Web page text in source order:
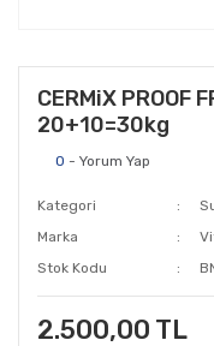
CERMiX PROOF
20+10=30kg
0 - Yorum Yap
Kategori
Marka
Stok Kodu
2.500,00 TL